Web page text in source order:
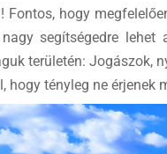
Fontos, hogy
segítségedre
területén: Jogászok,
tényleg ne érjenek